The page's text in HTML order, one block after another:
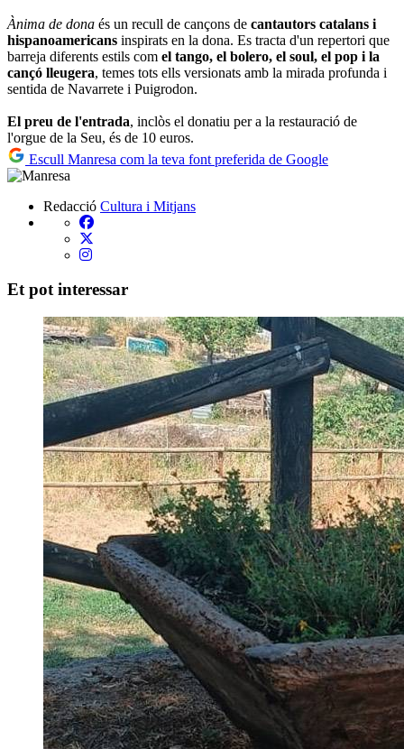
Ànima de dona és un recull de cançons de cantautors catalans i
hispanoamericans inspirats en la dona. Es tracta d'un repertori que
barreja diferents estils com el tango, el bolero, el soul, el pop i la
cançó lleugera, temes tots ells versionats amb la mirada profunda i
sentida de Navarrete i Puigrodon.
El preu de l'entrada, inclòs el donatiu per a la restauració de
l'orgue de la Seu, és de 10 euros.
Escull Manresa com la teva font preferida de Google
Redacció Cultura i Mitjans
Et pot interessar